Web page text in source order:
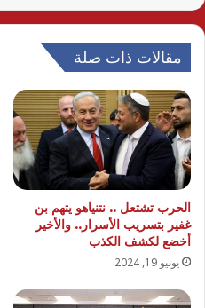
مقالات ذات صلة
الحرب تشتعل .. نتنياهو يتهم بن
غفير بتسريب الأسرار.. والأخير
أخضع لكشف الكذب
يونيو 19, 2024